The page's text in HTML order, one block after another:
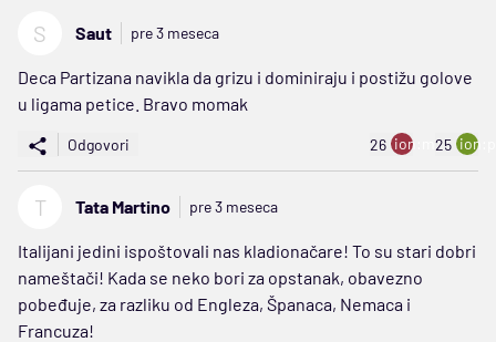
S Saut pre 3 meseca
Deca Partizana navikla da grizu i dominiraju i postižu golove
u ligama petice. Bravo momak
Odgovori 26 ion:minus
25
T Tata Martino pre 3 meseca
Italijani jedini ispoštovali nas kladionačare! To su stari dobri
nameštači! Kada se neko bori za opstanak, obavezno
pobeđuje, za razliku od Engleza, Španaca, Nemaca i
Francuza!